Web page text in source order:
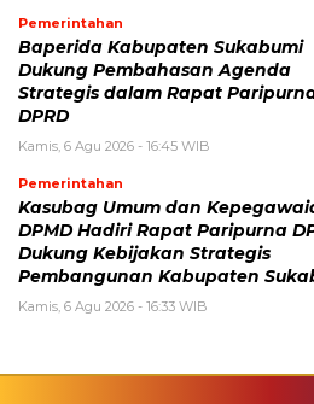
Pemerintahan
Baperida Kabupaten Sukabumi
Dukung Pembahasan Agenda
Strategis dalam Rapat
DPRD
Kamis, 6 Agu 2026 - 16:45 WIB
Pemerintahan
Kasubag Umum dan
DPMD Hadiri Rapat Paripurna
Dukung Kebijakan Strategis
Pembangunan Kabupaten
Kamis, 6 Agu 2026 - 16:33 WIB